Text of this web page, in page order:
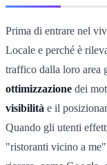
Prima di entrare nel
Locale e perché è
traffico dalla loro area
ottimizzazione dei
visibilità e il
Quando gli utenti
"ristoranti vicino a